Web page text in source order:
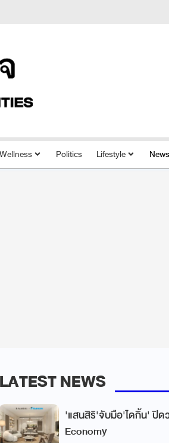
Politics Lifestyle News
LATEST NEWS
'แสนสิริ'จับมือ'ไดกิ้น' ปิด
Economy